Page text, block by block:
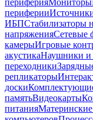
периферияМониторы
периферии
ИБПСтабилизаторы
напряженияСетевые
камерыИгровые
акустикаНаушники и
переходники
репликаторы
доски
памятьВидеокарты
питания